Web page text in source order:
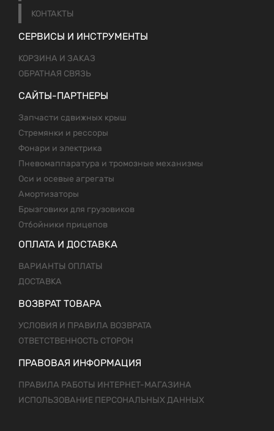
КОНТАКТЫ
СЕРВИСЫ И ИНСТРУМЕНТЫ
КОРЗИНА И ЗАКАЗ
ОБРАТНАЯ СВЯЗЬ
САЙТЫ-ПАРТНЕРЫ
Запчасти сдвижных крыш
Стремянки и рессоры
Фонари и электрика
Пневомаппаратура и тромозные механизмы
Оси и осевые агрегаты
Амортизаторы
Брызговики для грузовиков
Отбойники прицепов
ОПЛАТА И ДОСТАВКА
ВАРИАНТЫ ОПЛАТЫ
ДОСТАВКА
ВОЗВРАТ ТОВАРА
УСЛОВИЯ И ПРАВИЛА ВОЗВРАТА
ОТВЕТСТВЕННОСТЬ СТОРОН
ПРАВОВАЯ ИНФОРМАЦИЯ
ПРАВИЛА РАБОТЫ ИНТЕРНЕТ-МАГАЗИНА
ИСПОЛЬЗОВАНИЕ ПЕРСОНАЛЬНЫХ ДАННЫХ